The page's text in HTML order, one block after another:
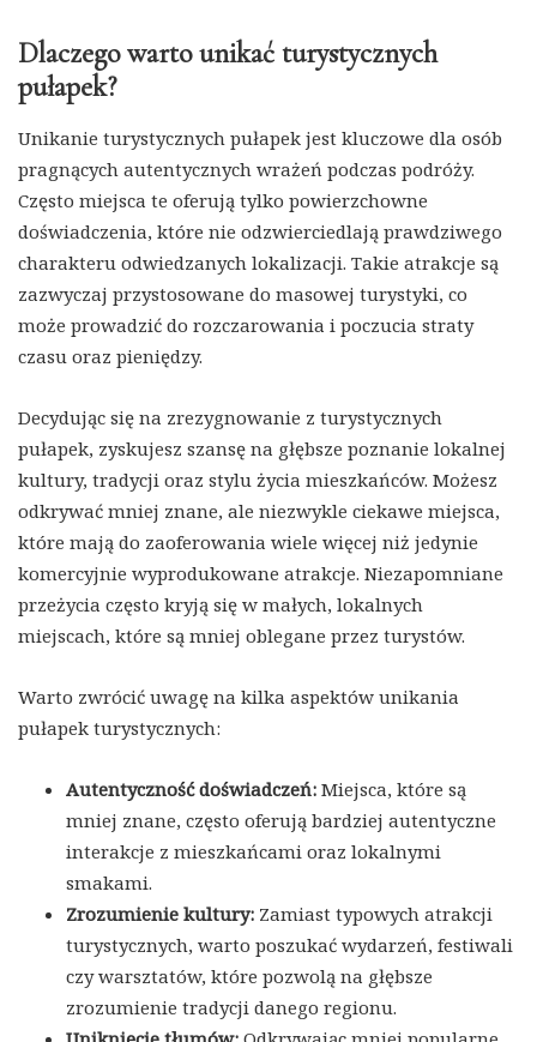
Dlaczego warto unikać turystycznych
pułapek?
Unikanie turystycznych pułapek jest kluczowe dla osób
pragnących autentycznych wrażeń podczas podróży.
Często miejsca te oferują tylko powierzchowne
doświadczenia, które nie odzwierciedlają prawdziwego
charakteru odwiedzanych lokalizacji. Takie atrakcje są
zazwyczaj przystosowane do masowej turystyki, co
może prowadzić do rozczarowania i poczucia straty
czasu oraz pieniędzy.
Decydując się na zrezygnowanie z turystycznych
pułapek, zyskujesz szansę na głębsze poznanie lokalnej
kultury, tradycji oraz stylu życia mieszkańców. Możesz
odkrywać mniej znane, ale niezwykle ciekawe miejsca,
które mają do zaoferowania wiele więcej niż jedynie
komercyjnie wyprodukowane atrakcje. Niezapomniane
przeżycia często kryją się w małych, lokalnych
miejscach, które są mniej oblegane przez turystów.
Warto zwrócić uwagę na kilka aspektów unikania
pułapek turystycznych:
Autentyczność doświadczeń: Miejsca, które są
mniej znane, często oferują bardziej autentyczne
interakcje z mieszkańcami oraz lokalnymi
smakami.
Zrozumienie kultury: Zamiast typowych atrakcji
turystycznych, warto poszukać wydarzeń, festiwali
czy warsztatów, które pozwolą na głębsze
zrozumienie tradycji danego regionu.